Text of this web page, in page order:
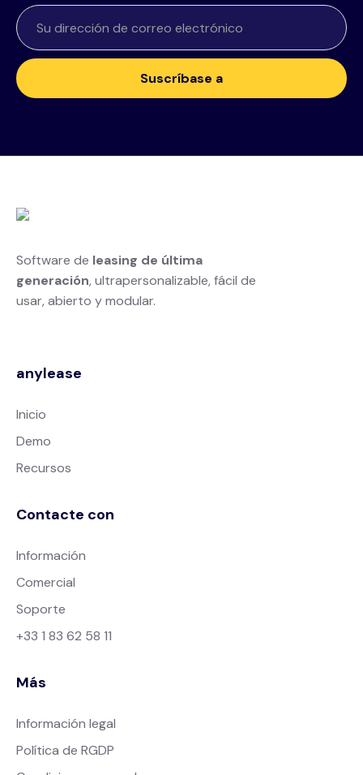
Software de leasing de última
generación, ultrapersonalizable, fácil de
usar, abierto y modular.
anylease
Inicio
Demo
Recursos
Contacte con
Información
Comercial
Soporte
+33 1 83 62 58 11
Más
Información legal
Política de RGDP